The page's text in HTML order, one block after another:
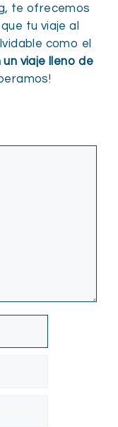
te ofrecemos
tu viaje al
como el
viaje lleno de